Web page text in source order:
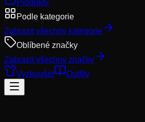
Produkty
Podle kategorie
Zobrazit všechny kategorie
Oblíbené značky
Zobrazit všechny značky
Vyzkoušet
Outfity